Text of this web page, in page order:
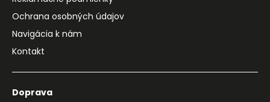
Ochrana osobných údajov
Navigácia k nám
Kontakt
Doprava